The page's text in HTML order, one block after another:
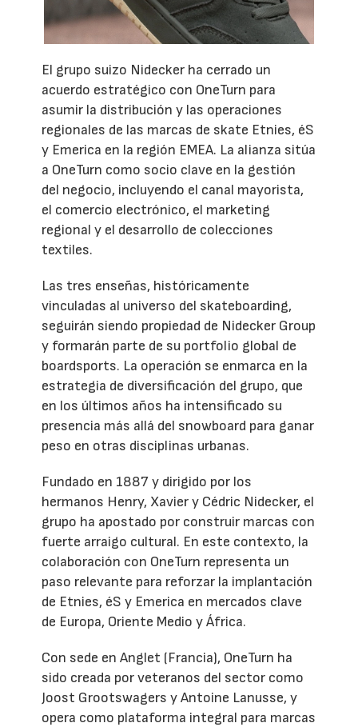
El grupo suizo Nidecker ha cerrado un
acuerdo estratégico con OneTurn para
asumir la distribución y las operaciones
regionales de las marcas de skate Etnies, éS
y Emerica en la región EMEA. La alianza sitúa
a OneTurn como socio clave en la gestión
del negocio, incluyendo el canal mayorista,
el comercio electrónico, el marketing
regional y el desarrollo de colecciones
textiles.
Las tres enseñas, históricamente
vinculadas al universo del skateboarding,
seguirán siendo propiedad de Nidecker Group
y formarán parte de su portfolio global de
boardsports. La operación se enmarca en la
estrategia de diversificación del grupo, que
en los últimos años ha intensificado su
presencia más allá del snowboard para ganar
peso en otras disciplinas urbanas.
Fundado en 1887 y dirigido por los
hermanos Henry, Xavier y Cédric Nidecker, el
grupo ha apostado por construir marcas con
fuerte arraigo cultural. En este contexto, la
colaboración con OneTurn representa un
paso relevante para reforzar la implantación
de Etnies, éS y Emerica en mercados clave
de Europa, Oriente Medio y África.
Con sede en Anglet (Francia), OneTurn ha
sido creada por veteranos del sector como
Joost Grootswagers y Antoine Lanusse, y
opera como plataforma integral para marcas